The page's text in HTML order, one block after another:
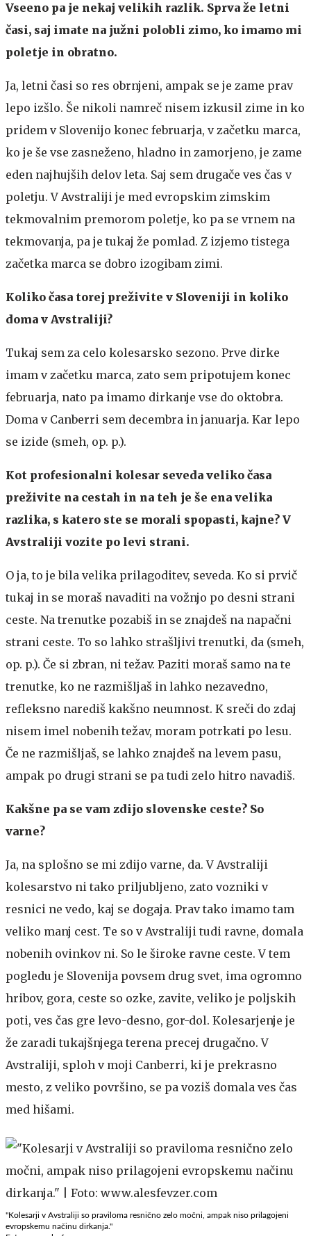
Vseeno pa je nekaj velikih razlik. Sprva že letni
časi, saj imate na južni polobli zimo, ko imamo mi
poletje in obratno.
Ja, letni časi so res obrnjeni, ampak se je zame prav
lepo izšlo. Še nikoli namreč nisem izkusil zime in ko
pridem v Slovenijo konec februarja, v začetku marca,
ko je še vse zasneženo, hladno in zamorjeno, je zame
eden najhujših delov leta. Saj sem drugače ves čas v
poletju. V Avstraliji je med evropskim zimskim
tekmovalnim premorom poletje, ko pa se vrnem na
tekmovanja, pa je tukaj že pomlad. Z izjemo tistega
začetka marca se dobro izogibam zimi.
Koliko časa torej preživite v Sloveniji in koliko
doma v Avstraliji?
Tukaj sem za celo kolesarsko sezono. Prve dirke
imam v začetku marca, zato sem pripotujem konec
februarja, nato pa imamo dirkanje vse do oktobra.
Doma v Canberri sem decembra in januarja. Kar lepo
se izide (smeh, op. p.).
Kot profesionalni kolesar seveda veliko časa
preživite na cestah in na teh je še ena velika
razlika, s katero ste se morali spopasti, kajne? V
Avstraliji vozite po levi strani.
O ja, to je bila velika prilagoditev, seveda. Ko si prvič
tukaj in se moraš navaditi na vožnjo po desni strani
ceste. Na trenutke pozabiš in se znajdeš na napačni
strani ceste. To so lahko strašljivi trenutki, da (smeh,
op. p.). Če si zbran, ni težav. Paziti moraš samo na te
trenutke, ko ne razmišljaš in lahko nezavedno,
refleksno narediš kakšno neumnost. K sreči do zdaj
nisem imel nobenih težav, moram potrkati po lesu.
Če ne razmišljaš, se lahko znajdeš na levem pasu,
ampak po drugi strani se pa tudi zelo hitro navadiš.
Kakšne pa se vam zdijo slovenske ceste? So
varne?
Ja, na splošno se mi zdijo varne, da. V Avstraliji
kolesarstvo ni tako priljubljeno, zato vozniki v
resnici ne vedo, kaj se dogaja. Prav tako imamo tam
veliko manj cest. Te so v Avstraliji tudi ravne, domala
nobenih ovinkov ni. So le široke ravne ceste. V tem
pogledu je Slovenija povsem drug svet, ima ogromno
hribov, gora, ceste so ozke, zavite, veliko je poljskih
poti, ves čas gre levo-desno, gor-dol. Kolesarjenje je
že zaradi tukajšnjega terena precej drugačno. V
Avstraliji, sploh v moji Canberri, ki je prekrasno
mesto, z veliko površino, se pa voziš domala ves čas
med hišami.
"Kolesarji v Avstraliji so praviloma resnično zelo močni, ampak niso prilagojeni
evropskemu načinu dirkanja."